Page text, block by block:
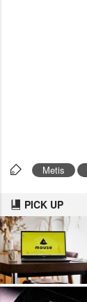
Metis
PICK UP